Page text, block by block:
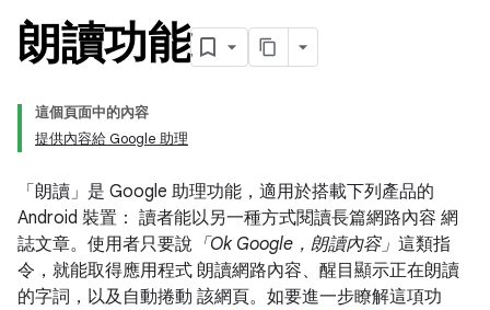
朗讀功能
這個頁面中的內容
提供內容給 Google 助理
「朗讀」是 Google 助理功能，適用於搭載下列產品的
Android 裝置： 讀者能以另一種方式閱讀長篇網路內容 網
誌文章。使用者只要說 「Ok Google，朗讀內容」 這類指
令，就能取得應用程式 朗讀網路內容、醒目顯示正在朗讀
的字詞，以及自動捲動 該網頁。如要進一步瞭解這項功